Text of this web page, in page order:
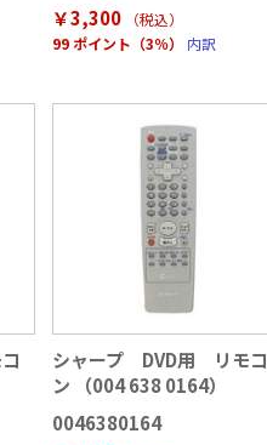
￥3,300
（税込）
99 ポイント（3％）
内訳
シャープ DVD用 リモコ
ン （004 638 0164）
0046380164